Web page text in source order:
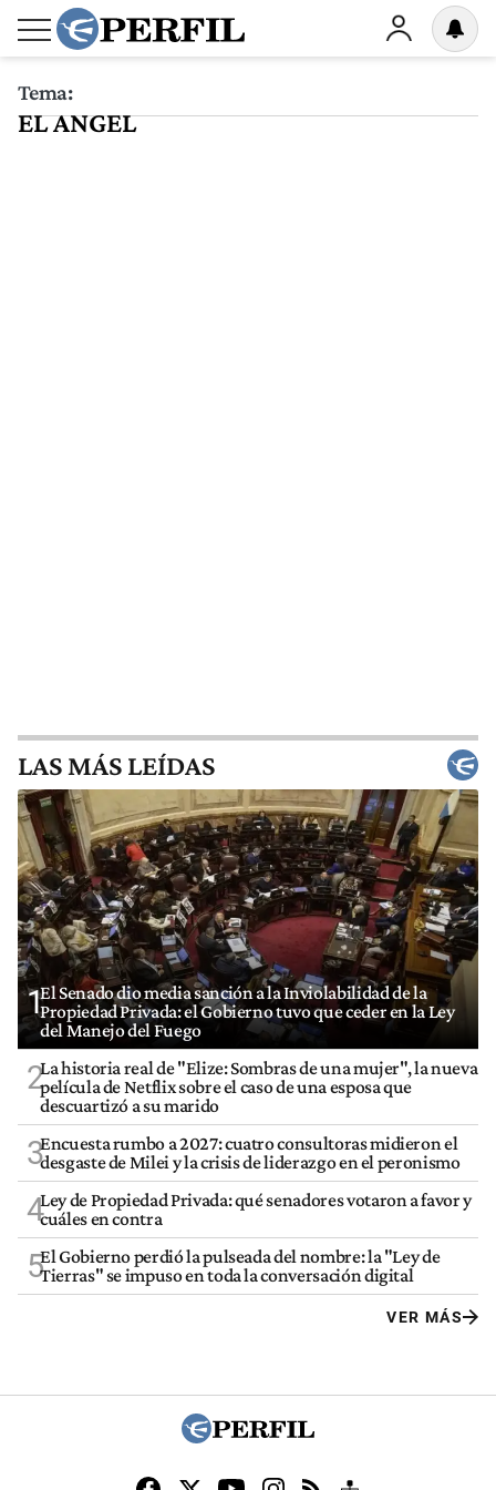
Tema:
EL ANGEL
LAS MÁS LEÍDAS
1El Senado dio media sanción a la Inviolabilidad de la
Propiedad Privada: el Gobierno tuvo que ceder en la Ley
del Manejo del Fuego
2La historia real de "Elize: Sombras de una mujer", la nueva
película de Netflix sobre el caso de una esposa que
descuartizó a su marido
3Encuesta rumbo a 2027: cuatro consultoras midieron el
desgaste de Milei y la crisis de liderazgo en el peronismo
4Ley de Propiedad Privada: qué senadores votaron a favor y
cuáles en contra
5El Gobierno perdió la pulseada del nombre: la "Ley de
Tierras" se impuso en toda la conversación digital
VER MÁS